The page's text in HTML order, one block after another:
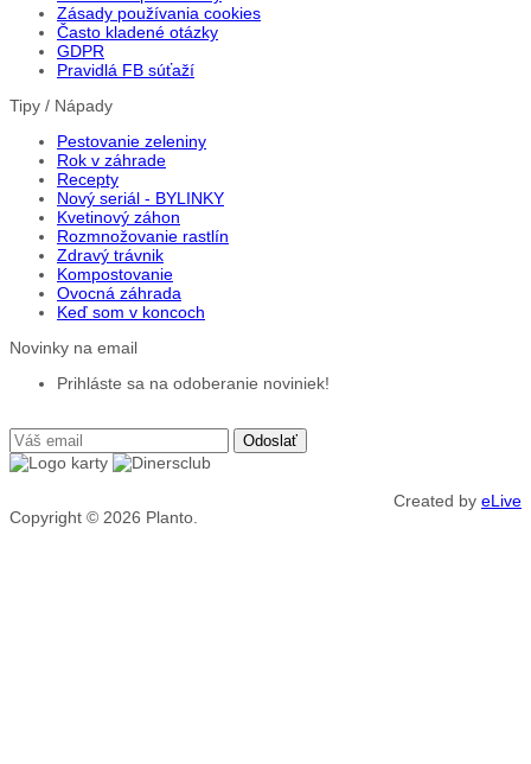
Zásady používania cookies
Často kladené otázky
GDPR
Pravidlá FB súťaží
Tipy / Nápady
Pestovanie zeleniny
Rok v záhrade
Recepty
Nový seriál - BYLINKY
Kvetinový záhon
Rozmnožovanie rastlín
Zdravý trávnik
Kompostovanie
Ovocná záhrada
Keď som v koncoch
Novinky na email
Prihláste sa na odoberanie noviniek!
Copyright © 2026 Planto.
Created by eLive